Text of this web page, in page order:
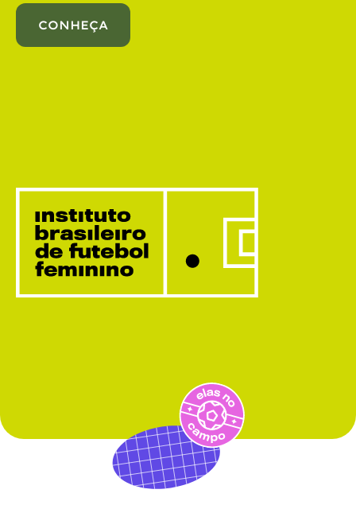
CONHEÇA